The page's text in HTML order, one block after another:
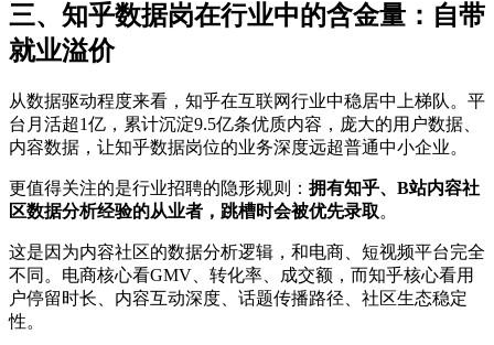
三、知乎数据岗在行业中的含金量：自带
就业溢价
从数据驱动程度来看，知乎在互联网行业中稳居中上梯队。平
台月活超1亿，累计沉淀9.5亿条优质内容，庞大的用户数据、
内容数据，让知乎数据岗位的业务深度远超普通中小企业。
更值得关注的是行业招聘的隐形规则： 拥有知乎、B站内容社
区数据分析经验的从业者，跳槽时会被优先录取。
这是因为内容社区的数据分析逻辑，和电商、短视频平台完全
不同。电商核心看GMV、转化率、成交额，而知乎核心看用
户停留时长、内容互动深度、话题传播路径、社区生态稳定
性。